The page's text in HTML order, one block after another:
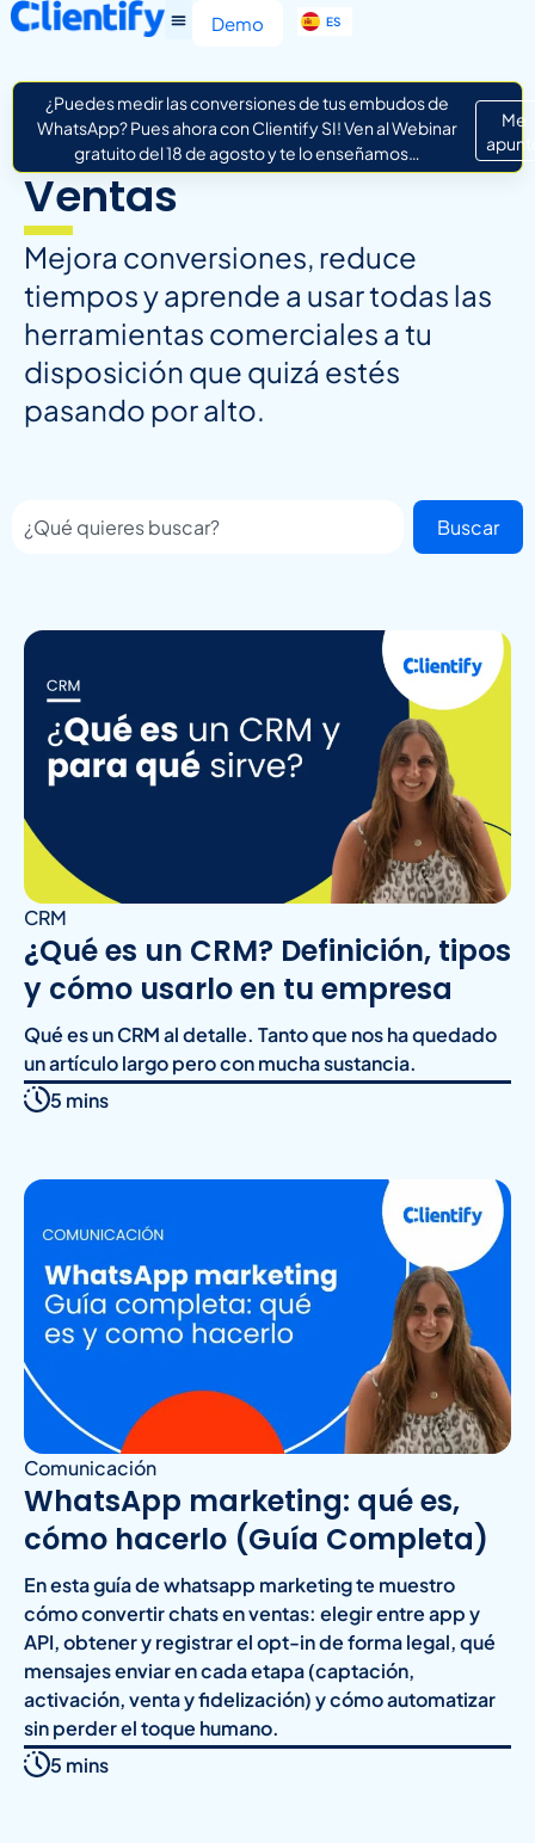
Demo ES
IT
¿Puedes medir las conversiones de tus embudos de
WhatsApp? Pues ahora con Clientify SI! Ven al Webinar
gratuito del 18 de agosto y te lo enseñamos…
Me
Ventas
Mejora conversiones, reduce
tiempos y aprende a usar todas las
herramientas comerciales a tu
disposición que quizá estés
pasando por alto.
Buscar
CRM
¿Qué es un CRM? Definición, tipos
y cómo usarlo en tu empresa
Qué es un CRM al detalle. Tanto que nos ha quedado
un artículo largo pero con mucha sustancia.
5 mins
Comunicación
WhatsApp marketing: qué es,
cómo hacerlo (Guía Completa)
En esta guía de whatsapp marketing te muestro
cómo convertir chats en ventas: elegir entre app y
API, obtener y registrar el opt-in de forma legal, qué
mensajes enviar en cada etapa (captación,
activación, venta y fidelización) y cómo automatizar
sin perder el toque humano.
5 mins